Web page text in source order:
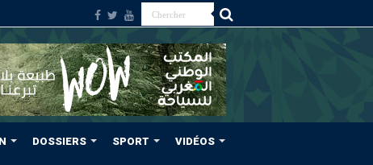
DOSSIERS SPORT VIDÉOS